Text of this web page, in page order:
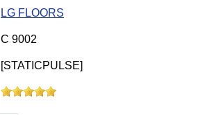
LG FLOORS
C 9002
[STATICPULSE]